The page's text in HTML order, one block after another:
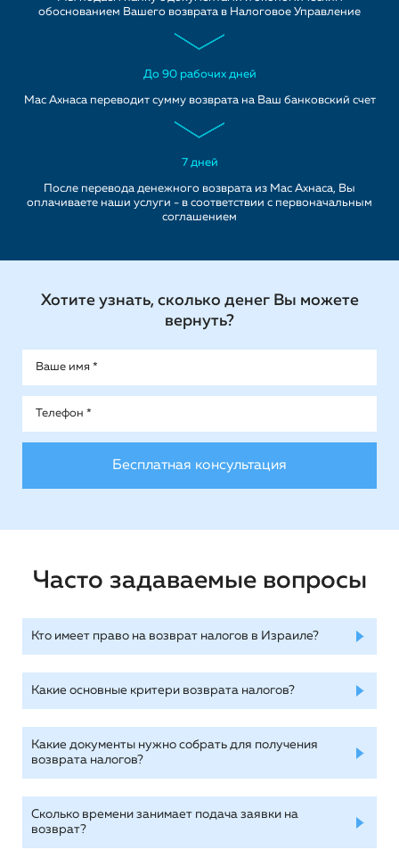
обоснованием Вашего возврата в Налоговое Управление
До 90 рабочих дней
Мас Ахнаса переводит сумму возврата на Ваш банковский счет
7 дней
После перевода денежного возврата из Мас Ахнаса, Вы
оплачиваете наши услуги - в соответствии с первоначальным
соглашением
Хотите узнать, сколько денег Вы можете
вернуть?
Часто задаваемые вопросы
Кто имеет право на возврат налогов в Израиле?
Какие основные критери возврата налогов?
Какие документы нужно собрать для получения
возврата налогов?
Сколько времени занимает подача заявки на
возврат?